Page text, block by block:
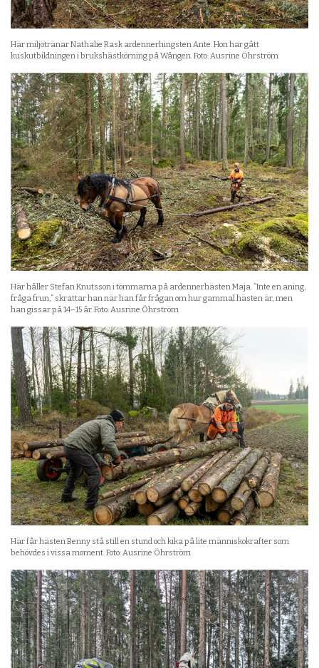
Här miljötränar Nathalie Rask ardennerhingsten Ante. Hon har gått
kuskutbildningen i brukshästkörning på Wången. Foto: Ausrine Öhrström
Här håller Stefan Knutsson i tömmarna på ardennerhästen Maja. ”Inte en aning,
fråga frun,” skrattar han när han får frågan om hur gammal hästen är, men
han gissar på 14–15 år. Foto: Ausrine Öhrström
Här får hästen Benny stå still en stund och kika på lite människokrafter som
behövdes i vissa moment. Foto: Ausrine Öhrström